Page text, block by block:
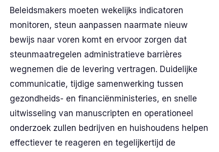
Beleidsmakers moeten wekelijks indicatoren
monitoren, steun aanpassen naarmate nieuw
bewijs naar voren komt en ervoor zorgen dat
steunmaatregelen administratieve barrières
wegnemen die de levering vertragen. Duidelijke
communicatie, tijdige samenwerking tussen
gezondheids- en financiënministeries, en snelle
uitwisseling van manuscripten en operationeel
onderzoek zullen bedrijven en huishoudens helpen
effectiever te reageren en tegelijkertijd de